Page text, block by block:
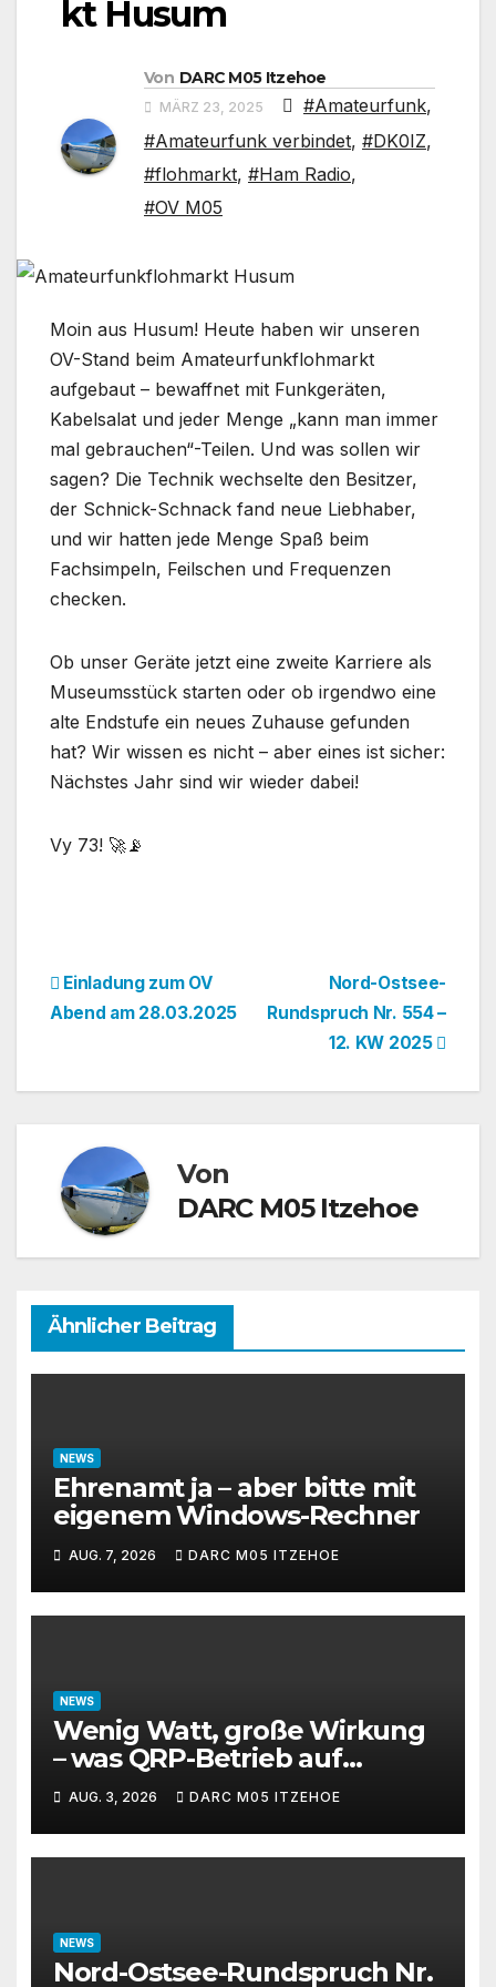
kt Husum
Von DARC M05 Itzehoe
MÄRZ 23, 2025 #Amateurfunk,
#Amateurfunk verbindet, #DK0IZ,
#flohmarkt, #Ham Radio,
#OV M05
Moin aus Husum! Heute haben wir unseren
OV-Stand beim Amateurfunkflohmarkt
aufgebaut – bewaffnet mit Funkgeräten,
Kabelsalat und jeder Menge „kann man immer
mal gebrauchen“-Teilen. Und was sollen wir
sagen? Die Technik wechselte den Besitzer,
der Schnick-Schnack fand neue Liebhaber,
und wir hatten jede Menge Spaß beim
Fachsimpeln, Feilschen und Frequenzen
checken.
Ob unser Geräte jetzt eine zweite Karriere als
Museumsstück starten oder ob irgendwo eine
alte Endstufe ein neues Zuhause gefunden
hat? Wir wissen es nicht – aber eines ist sicher:
Nächstes Jahr sind wir wieder dabei!
Vy 73! 🚀📡
BeitragsnavigationNord-Ostsee-
Rundspruch Nr. 554 –
12. KW 2025
Einladung zum OV
Abend am 28.03.2025
Von
DARC M05 Itzehoe
Ähnlicher Beitrag
NEWS
Ehrenamt ja – aber bitte mit
eigenem Windows-Rechner
AUG. 7, 2026 DARC M05 ITZEHOE
NEWS
Wenig Watt, große Wirkung
– was QRP-Betrieb auf
Kurzwelle wirklich kann
AUG. 3, 2026 DARC M05 ITZEHOE
NEWS
Nord-Ostsee-Rundspruch Nr.